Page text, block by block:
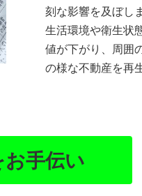
刻な影響を及ぼし
生活環境や衛生状
値が下がり、周囲
の様な不動産を再
お手伝い